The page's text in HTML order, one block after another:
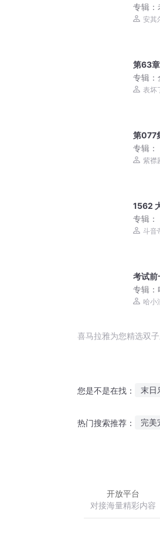
专辑：
安其
第63
专辑：
表坏
第077
专辑：
异霸榜
紫襟
1562
专辑：
绝世天
斗音
考试
专辑：
哈小
喜马拉雅为您精选双
您是不是在找： 末日
热门搜索推荐： 完美
开放平台
对接海量精彩内容